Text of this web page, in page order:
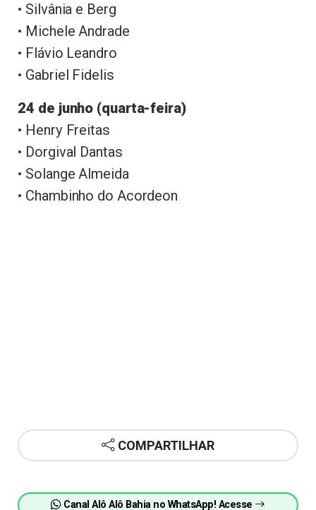
• Silvânia e Berg
• Michele Andrade
• Flávio Leandro
• Gabriel Fidelis
24 de junho (quarta-feira)
• Henry Freitas
• Dorgival Dantas
• Solange Almeida
• Chambinho do Acordeon
COMPARTILHAR
Canal Alô Alô Bahia no WhatsApp! Acesse